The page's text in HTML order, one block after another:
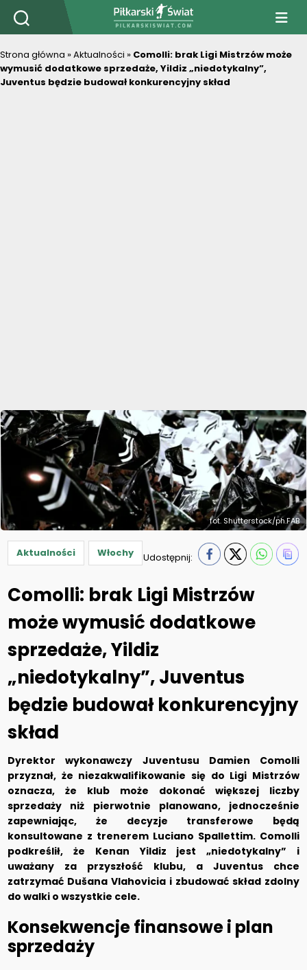
PiłkarskiSwiat.com
Strona główna »Aktualności » Comolli: brak Ligi Mistrzów może
wymusić dodatkowe sprzedaże, Yildiz „niedotykalny”,
Juventus będzie budował konkurencyjny skład
fot. Shutterstock/ph.FAB
Aktualności Włochy Udostępnij:
Comolli: brak Ligi Mistrzów
może wymusić dodatkowe
sprzedaże, Yildiz
„niedotykalny”, Juventus
będzie budował konkurencyjny
skład
Dyrektor wykonawczy Juventusu Damien Comolli
przyznał, że niezakwalifikowanie się do Ligi Mistrzów
oznacza, że klub może dokonać większej liczby
sprzedaży niż pierwotnie planowano, jednocześnie
zapewniając, że decyzje transferowe będą
konsultowane z trenerem Luciano Spallettim. Comolli
podkreślił, że Kenan Yildiz jest „niedotykalny” i
uważany za przyszłość klubu, a Juventus chce
zatrzymać Dušana Vlahovicia i zbudować skład zdolny
do walki o wszystkie cele.
Konsekwencje finansowe i plan
sprzedaży